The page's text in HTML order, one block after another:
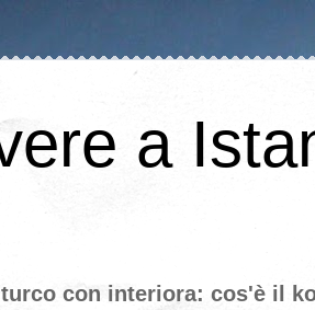
a
con interiora: cos'è il